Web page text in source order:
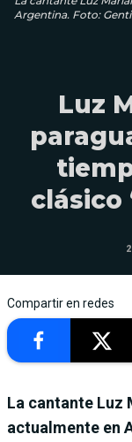
Argentina. Foto:
Luz
clásico
Compartir en redes
La cantante Luz
actualmente en